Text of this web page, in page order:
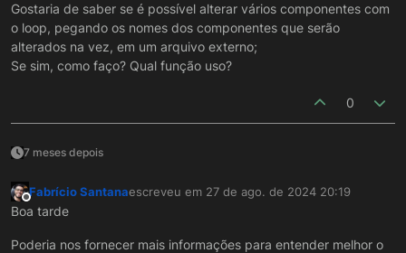
Gostaria de saber se é possível alterar vários componentes com
o loop, pegando os nomes dos componentes que serão
alterados na vez, em um arquivo externo;
Se sim, como faço? Qual função uso?
0
7 meses depois
Offline
Fabrício Santanaescreveu em 27 de ago. de 2024 20:19
última edição por
Boa tarde
Poderia nos fornecer mais informações para entender melhor o